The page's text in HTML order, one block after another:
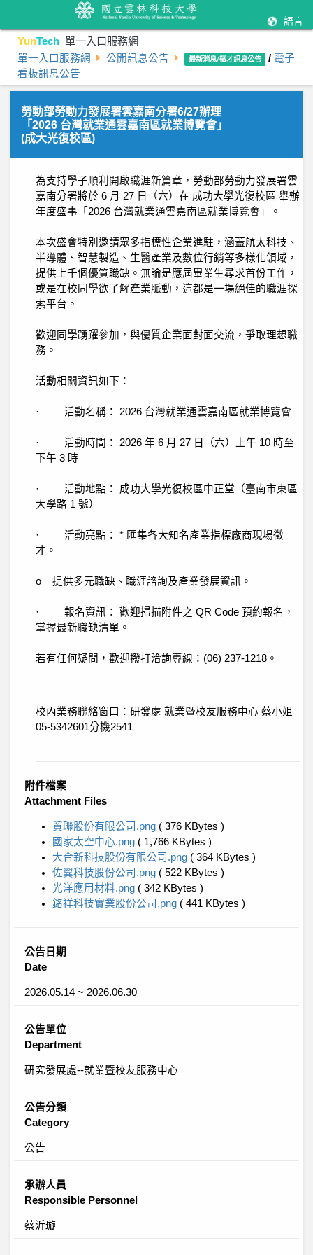
語言
YunTech 單一入口服務網
單一入口服務網 公開訊息公告 最新消息/徵才訊息公告 / 電子
看板訊息公告
勞動部勞動力發展署雲嘉南分署6/27辦理
「2026 台灣就業通雲嘉南區就業博覽會」
(成大光復校區)
為支持學子順利開啟職涯新篇章，勞動部勞動力發展署雲
嘉南分署將於 6 月 27 日（六）在 成功大學光復校區 舉辦
年度盛事「2026 台灣就業通雲嘉南區就業博覽會」。
本次盛會特別邀請眾多指標性企業進駐，涵蓋航太科技、
半導體、智慧製造、生醫產業及數位行銷等多樣化領域，
提供上千個優質職缺。無論是應屆畢業生尋求首份工作，
或是在校同學欲了解產業脈動，這都是一場絕佳的職涯探
索平台。
歡迎同學踴躍參加，與優質企業面對面交流，爭取理想職
務。
活動相關資訊如下：
· 活動名稱： 2026 台灣就業通雲嘉南區就業博覽會
· 活動時間： 2026 年 6 月 27 日（六）上午 10 時至
下午 3 時
· 活動地點： 成功大學光復校區中正堂（臺南市東區
大學路 1 號）
· 活動亮點： * 匯集各大知名產業指標廠商現場徵
才。
o 提供多元職缺、職涯諮詢及產業發展資訊。
· 報名資訊： 歡迎掃描附件之 QR Code 預約報名，
掌握最新職缺清單。
若有任何疑問，歡迎撥打洽詢專線：(06) 237-1218。
校內業務聯絡窗口：研發處 就業暨校友服務中心 蔡小姐
05-5342601分機2541
附件檔案
Attachment Files
貿聯股份有限公司.png ( 376 KBytes )
國家太空中心.png ( 1,766 KBytes )
大合新科技股份有限公司.png ( 364 KBytes )
佐翼科技股份公司.png ( 522 KBytes )
光洋應用材料.png ( 342 KBytes )
銘祥科技實業股份公司.png ( 441 KBytes )
公告日期
Date
2026.05.14 ~ 2026.06.30
公告單位
Department
研究發展處--就業暨校友服務中心
公告分類
Category
公告
承辦人員
Responsible Personnel
蔡沂璇